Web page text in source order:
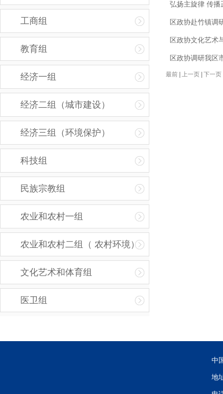
工商组
教育组
经济一组
经济二组（城市建设）
经济三组（环境保护）
科技组
民族宗教组
农业和农村一组
农业和农村二组（ 农村环境）
文化艺术和体育组
医卫组
弘扬主旋律 传播
区政协赴竹镇调
区政协文化艺术
区政协调研我区
最前 上一页 下一页
中
地